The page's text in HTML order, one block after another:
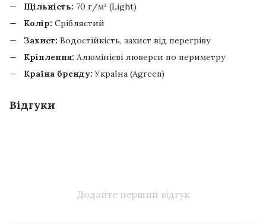
Щільність: 70 г/м² (Light)
Колір: Сріблястий
Захист: Водостійкість, захист від перегріву
Кріплення: Алюмінієві люверси по периметру
Країна бренду: Україна (Agreen)
Відгуки
Додайте перший відгук